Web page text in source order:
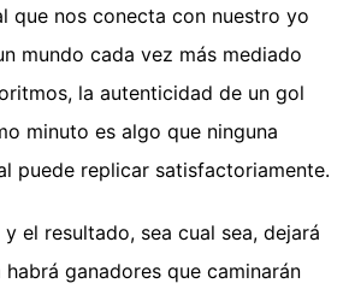
que nos conecta con nuestro yo
mundo cada vez más mediado
la autenticidad de un gol
minuto es algo que ninguna
puede replicar satisfactoriamente.
el resultado, sea cual sea, dejará
habrá ganadores que caminarán